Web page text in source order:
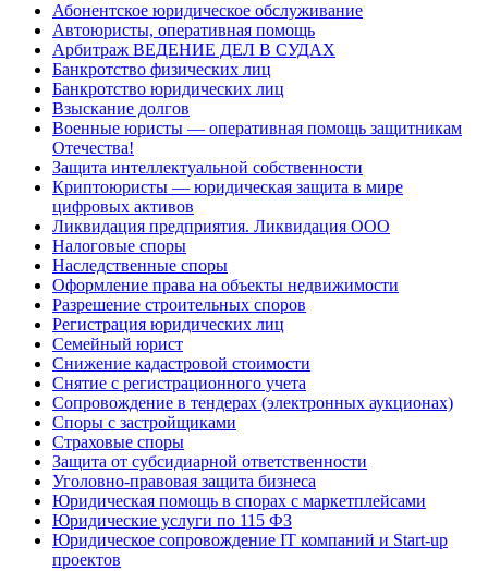
Абонентское юридическое обслуживание
Автоюристы, оперативная помощь
Арбитраж ВЕДЕНИЕ ДЕЛ В СУДАХ
Банкротство физических лиц
Банкротство юридических лиц
Взыскание долгов
Военные юристы — оперативная помощь защитникам
Отечества!
Защита интеллектуальной собственности
Криптоюристы — юридическая защита в мире
цифровых активов
Ликвидация предприятия. Ликвидация ООО
Налоговые споры
Наследственные споры
Оформление права на объекты недвижимости
Разрешение строительных споров
Регистрация юридических лиц
Семейный юрист
Снижение кадастровой стоимости
Снятие с регистрационного учета
Сопровождение в тендерах (электронных аукционах)
Споры с застройщиками
Страховые споры
Защита от субсидиарной ответственности
Уголовно-правовая защита бизнеса
Юридическая помощь в спорах с маркетплейсами
Юридические услуги по 115 ФЗ
Юридическое сопровождение IT компаний и Start-up
проектов